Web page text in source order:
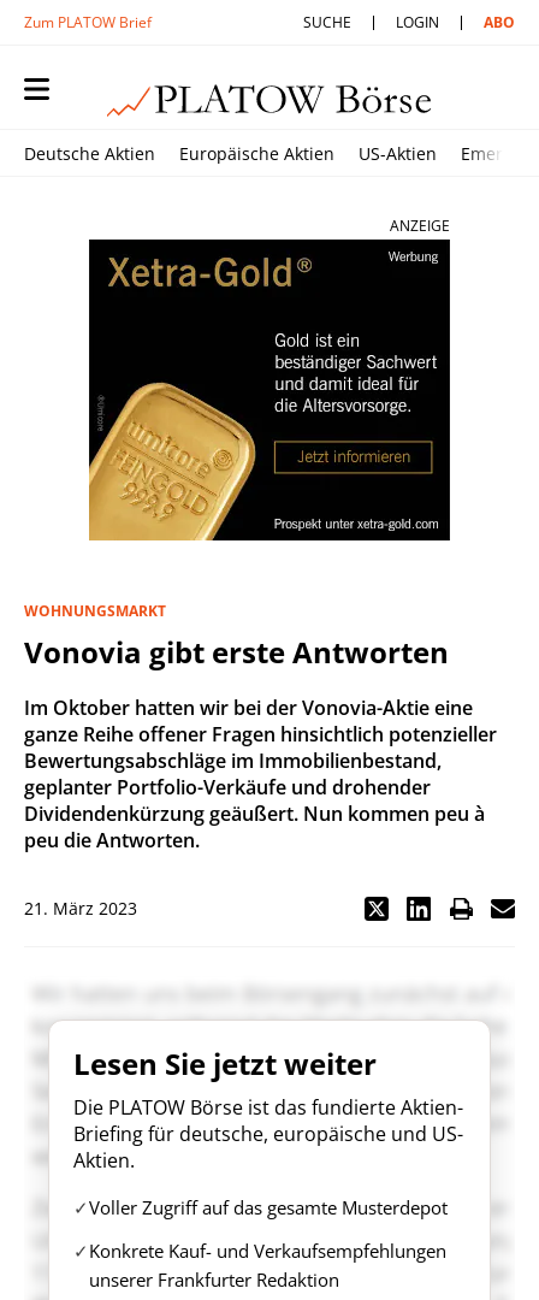
Zum PLATOW Brief SUCHE LOGIN ABO
Deutsche Aktien Europäische Aktien US-Aktien
ANZEIGE
WOHNUNGSMARKT
Vonovia gibt erste Antworten
Im Oktober hatten wir bei der Vonovia-Aktie eine
ganze Reihe offener Fragen hinsichtlich potenzieller
Bewertungsabschläge im Immobilienbestand,
geplanter Portfolio-Verkäufe und drohender
Dividendenkürzung geäußert. Nun kommen peu à
peu die Antworten.
21. März 2023
Lesen Sie jetzt weiter
Die PLATOW Börse ist das fundierte Aktien-
Briefing für deutsche, europäische und US-
Aktien.
Voller Zugriff auf das gesamte Musterdepot
Konkrete Kauf- und Verkaufsempfehlungen
unserer Frankfurter Redaktion